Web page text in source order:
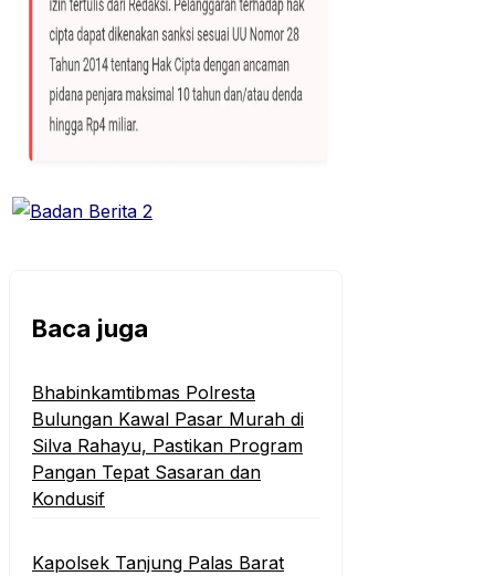
Baca juga
Bhabinkamtibmas Polresta
Bulungan Kawal Pasar Murah di
Silva Rahayu, Pastikan Program
Pangan Tepat Sasaran dan
Kondusif
Kapolsek Tanjung Palas Barat